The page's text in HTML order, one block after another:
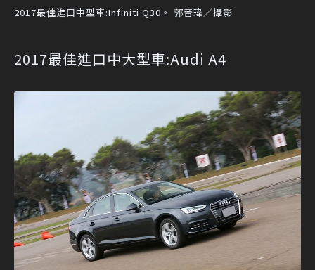
2017最佳進口中型車:Infiniti Q30。 郭晉瑋／攝影
2017最佳進口中大型車:Audi A4